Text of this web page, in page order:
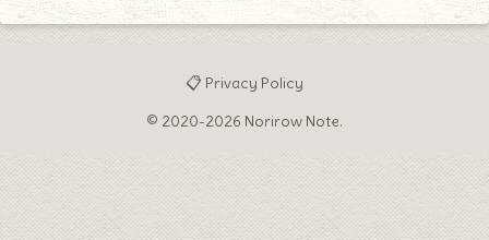
📋 Privacy Policy
© 2020-2026 Norirow Note.